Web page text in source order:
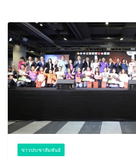
ออกเฉียงใต้ เสริมแกร่งยุทธศาสต
ข่าวประชาสัมพันธ์